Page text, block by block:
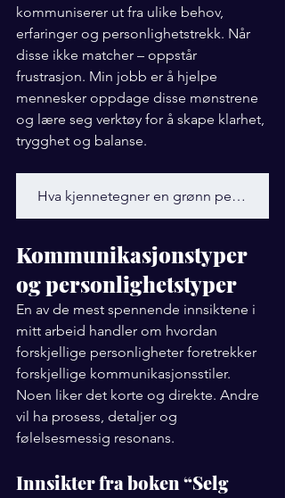
kommuniserer ut fra ulike behov,
erfaringer og personlighetstrekk. Når
disse ikke matcher – oppstår
frustrasjon. Min jobb er å hjelpe
mennesker oppdage disse mønstrene
og lære seg verktøy for å skape klarhet,
trygghet og balanse.
Hva kjennetegner en grønn personlighet
Kommunikasjonstyper
og personlighetstyper
En av de mest spennende innsiktene i
mitt arbeid handler om hvordan
forskjellige personligheter foretrekker
forskjellige kommunikasjonsstiler.
Noen liker det korte og direkte. Andre
vil ha prosess, detaljer og
følelsesmessig resonans.
Innsikter fra boken “Selg